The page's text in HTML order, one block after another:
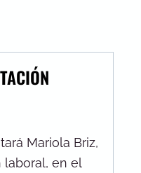
Mariola Briz,
en el